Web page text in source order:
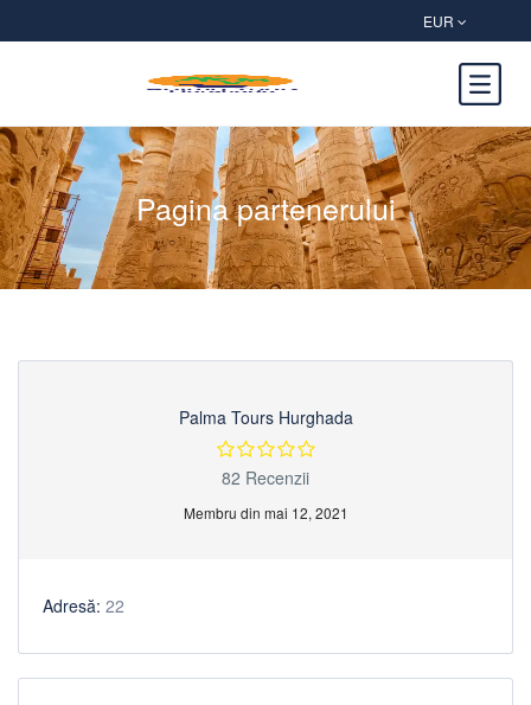
EUR
Pagina partenerului
Palma Tours Hurghada
82 Recenzii
Membru din mai 12, 2021
Adresă: 22